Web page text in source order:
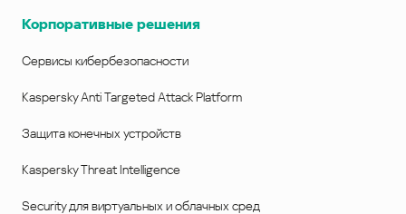
Корпоративные решения
Сервисы кибербезопасности
Kaspersky Anti Targeted Attack Platform
Защита конечных устройств
Kaspersky Threat Intelligence
Security для виртуальных и облачных сред